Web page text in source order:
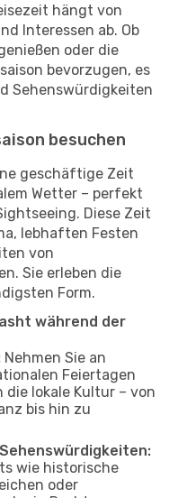
hängt von
Interessen ab. Ob
oder die
bevorzugen, es
Sehenswürdigkeiten
besuchen
geschäftige Zeit
Wetter – perfekt
Diese Zeit
lebhaften Festen
von
Sie erleben die
Form.
während der
Nehmen Sie an
Feiertagen
lokale Kultur – von
bis hin zu
wie historische
oder